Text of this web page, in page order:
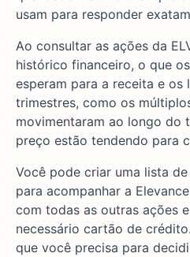
usam para responder
Ao consultar as ações da
histórico financeiro, o que
esperam para a receita e os
trimestres, como os
movimentaram ao longo do
preço estão tendendo para
Você pode criar uma lista
para acompanhar a
com todas as outras ações
necessário cartão de
que você precisa para